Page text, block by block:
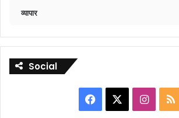
व्यापार
Social
Facebook